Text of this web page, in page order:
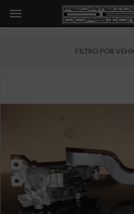

FILTRO POR